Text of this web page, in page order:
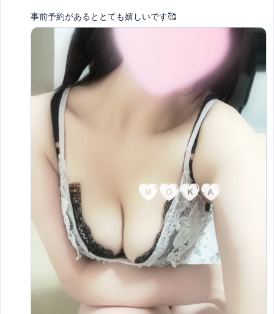
事前予約があるととても嬉しいです🥰